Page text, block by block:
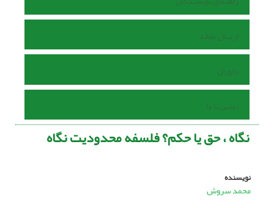
ارسال مقاله
داوران
تماس با ما
نگاه ، حق یا حکم؟ فلسفه محدودیت نگاه
نویسنده
محمد سروش